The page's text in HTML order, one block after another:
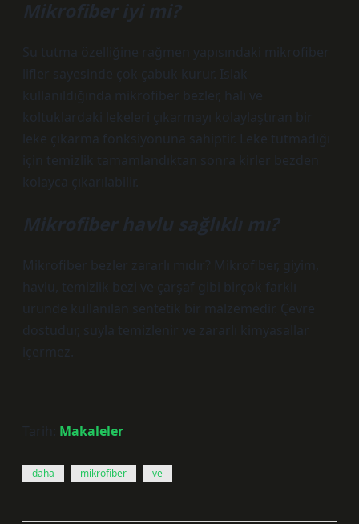
Mikrofiber iyi mi?
Su tutma özelliğine rağmen yapısındaki mikrofiber
lifler sayesinde çok çabuk kurur. Islak
kullanıldığında mikrofiber bezler, halı ve
koltuklardaki lekeleri çıkarmayı kolaylaştıran bir
leke çıkarma fonksiyonuna sahiptir. Leke tutmadığı
için temizlik tamamlandıktan sonra kirler bezden
kolayca çıkarılabilir.
Mikrofiber havlu sağlıklı mı?
Mikrofiber bezler zararlı mıdır? Mikrofiber, giyim,
havlu, temizlik bezi ve çarşaf gibi birçok farklı
üründe kullanılan sentetik bir malzemedir. Çevre
dostudur, suyla temizlenir ve zararlı kimyasallar
içermez.
Tarih: Makaleler
daha mikrofiber ve